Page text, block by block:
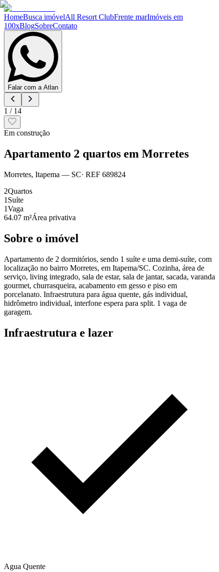
HomeBusca imóvelAll Resort ClubFrente marImóveis em
100xBlogSobreContato
Falar com a Atlan
1 / 14
Em construção
Apartamento 2 quartos em Morretes
Morretes, Itapema — SC· REF 689824
2Quartos
1 Suíte
1Vaga
64.07 m²Área privativa
Sobre o imóvel
Apartamento de 2 dormitórios, sendo 1 suíte e uma demi-suíte, com
localização no bairro Morretes, em Itapema/SC. Cozinha, área de
serviço, living integrado, sala de estar, sala de jantar, sacada, varanda
gourmet, churrasqueira, acabamento em gesso e piso em
porcelanato. Infraestrutura para água quente, gás individual,
hidrômetro individual, interfone espera para split. 1 vaga de
garagem.
Infraestrutura e lazer
Agua Quente